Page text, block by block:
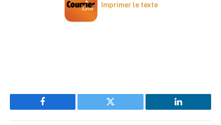
Imprimer le texte
Facebook Twitter LinkedIn